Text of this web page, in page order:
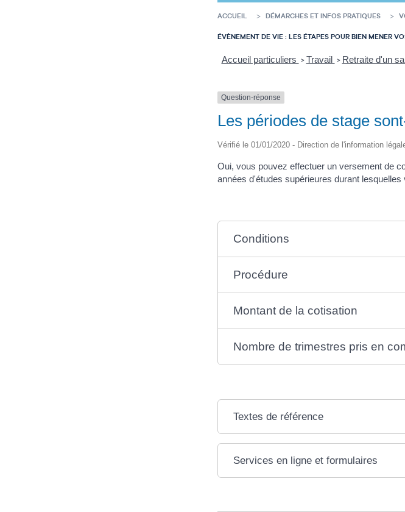
ACCUEIL DÉMARCHES ET INFOS PRATIQUES
ÉVÈNEMENT DE VIE : LES ÉTAPES POUR BIEN MENER
Accueil particuliers > Travail > Retraite d'un
Question-réponse
Les périodes de stage
Vérifié le 01/01/2020 - Direction de l'information
Oui, vous pouvez effectuer un versement de
années d'études supérieures durant
Conditions
Procédure
Montant de la cotisation
Nombre de trimestres pris en
Textes de référence
Services en ligne et formulaires